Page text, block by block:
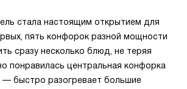
стала настоящим открытием для
пять конфорок разной мощности
сразу несколько блюд, не теряя
понравилась центральная конфорка
быстро разогревает большие